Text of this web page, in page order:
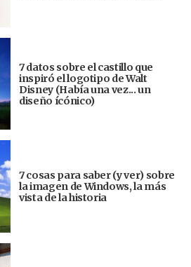
7 datos sobre el castillo que
inspiró el logotipo de Walt
Disney (Había una vez... un
diseño ícónico)
7 cosas para saber (y ver) sobre
la imagen de Windows, la más
vista de la historia